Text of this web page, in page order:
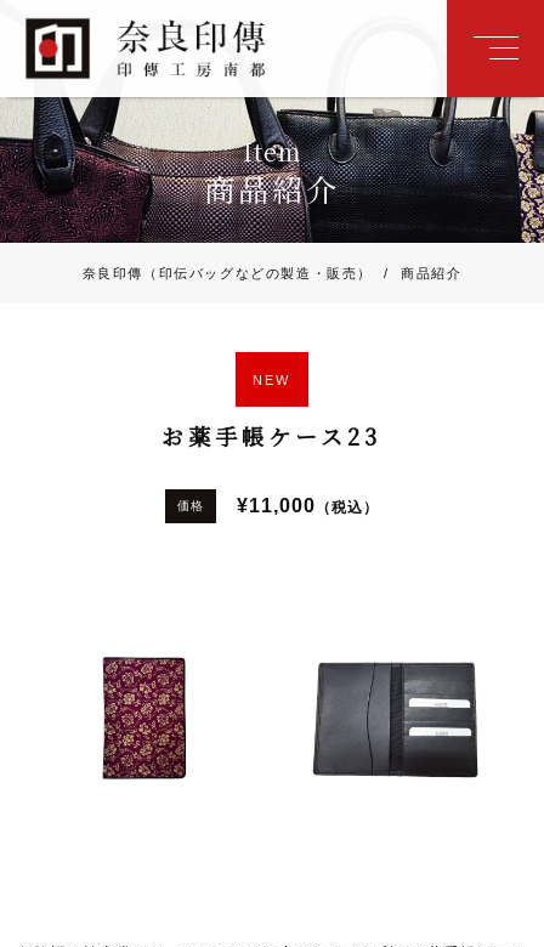
Item
商品紹介
奈良印傳（印伝バッグなどの製造・販売） / 商品紹介
NEW
お薬手帳ケース23
価格 ¥11,000 （税込）